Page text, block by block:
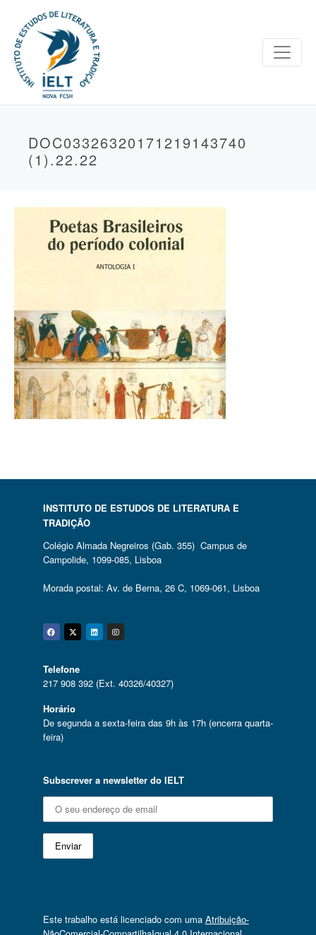
DOC03326320171219143740
(1).22.22
INSTITUTO DE ESTUDOS DE LITERATURA E
TRADIÇÃO
Colégio Almada Negreiros (Gab. 355) Campus de
Campolide, 1099-085, Lisboa
Morada postal: Av. de Berna, 26 C, 1069-061, Lisboa
Facebook
Twitter
Linkedin
Instagram
Telefone
217 908 392 (Ext. 40326/40327)
Horário
De segunda a sexta-feira das 9h às 17h (encerra quarta-
feira)
Subscrever a newsletter do IELT
Este trabalho está licenciado com uma Atribuição-